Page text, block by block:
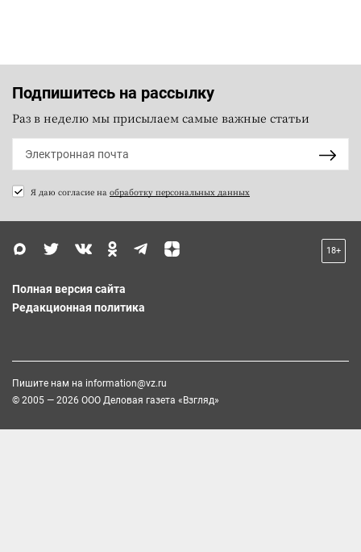
Подпишитесь на рассылку
Раз в неделю мы присылаем самые важные статьи
Я даю согласие на обработку персональных данных
18+
Полная версия сайта
Редакционная политика
Пишите нам на information@vz.ru
© 2005 — 2026 ООО Деловая газета «Взгляд»